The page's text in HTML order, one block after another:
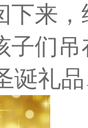
下来
子们
诞礼品